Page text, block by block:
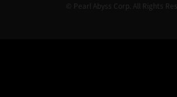
© Pearl Abyss Corp. All Rights